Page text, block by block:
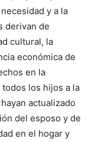
y a la
derivan de
cultural, la
económica de
en la
los hijos a la
actualizado
del esposo y de
en el hogar y